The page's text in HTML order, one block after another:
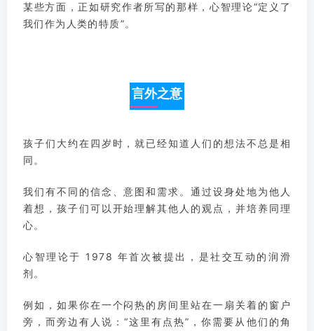
某些方面，正如研究作者所写的那样，心智理论“定义了
我们作为人类的特质”。
言外之意
孩子们大约在四岁时，就已经知道人们的想法不总是相
同。
我们有不同的信念、意图和需求。通过设身处地为他人
着想，孩子们可以开始理解其他人的观点，并培养同理
心。
心智理论于 1978 年首次被提出，是社交互动的润滑
剂。
例如，如果你在一个闷热的房间里站在一扇关着的窗户
旁，而旁边有人说：“这里有点热”，你需要从他们的角